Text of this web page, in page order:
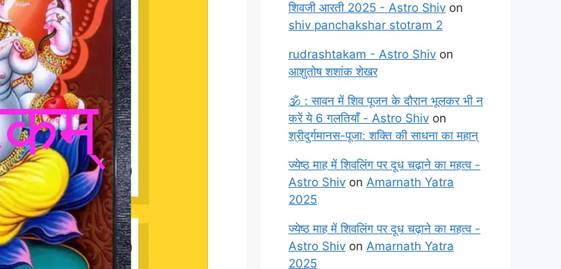
शिवजी आरती 2025 - Astro Shiv on
shiv panchakshar stotram 2
rudrashtakam - Astro Shiv on
आशुतोष शशांक शेखर
🕉️ : सावन में शिव पूजन के दौरान भूलकर भी न
करें ये 6 गलतियाँ - Astro Shiv on
श्रीदुर्गमानस-पूजा: शक्ति की साधना का महान्
ज्येष्ठ माह में शिवलिंग पर दूध चढ़ाने का महत्व -
Astro Shiv on Amarnath Yatra
2025
ज्येष्ठ माह में शिवलिंग पर दूध चढ़ाने का महत्व -
Astro Shiv on Amarnath Yatra
2025